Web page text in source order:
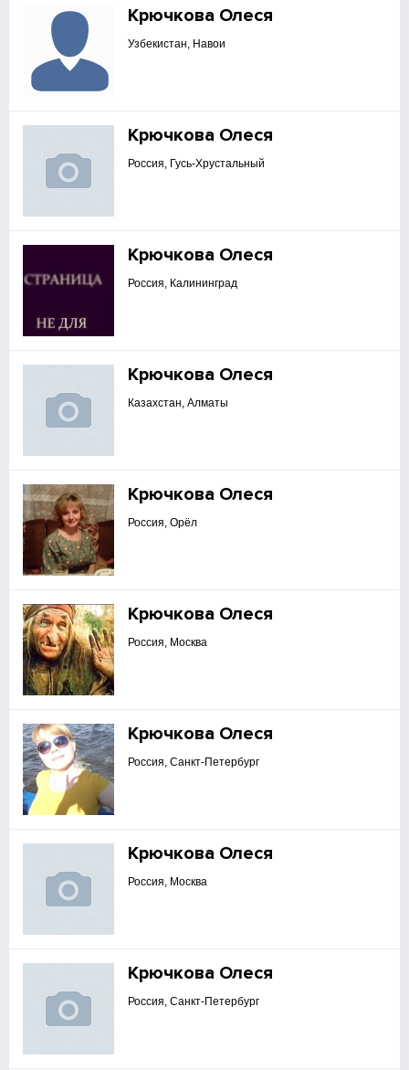
Крючкова Олеся
Узбекистан, Навои
Крючкова Олеся
Россия, Гусь-Хрустальный
Крючкова Олеся
Россия, Калининград
Крючкова Олеся
Казахстан, Алматы
Крючкова Олеся
Россия, Орёл
Крючкова Олеся
Россия, Москва
Крючкова Олеся
Россия, Санкт-Петербург
Крючкова Олеся
Россия, Москва
Крючкова Олеся
Россия, Санкт-Петербург